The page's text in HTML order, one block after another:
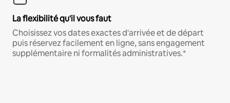
La flexibilité qu'il vous faut
Choisissez vos dates exactes d'arrivée et de départ
puis réservez facilement en ligne, sans engagement
supplémentaire ni formalités administratives.*